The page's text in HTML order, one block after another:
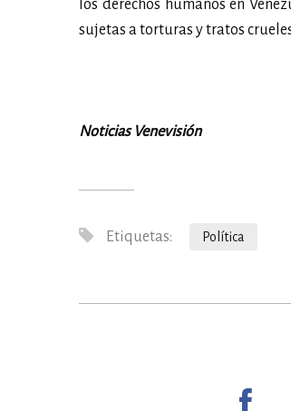
los derechos humanos en
sujetas a torturas y tratos
Noticias Venevisión
Etiquetas: Política